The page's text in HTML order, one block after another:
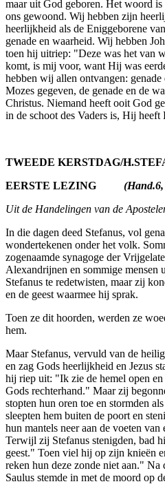
maar uit God geboren. Het woord
ons gewoond. Wij hebben zijn
heerlijkheid als de Eniggeborene
genade en waarheid. Wij hebben
toen hij uitriep: "Deze was het van
komt, is mij voor, want Hij was
hebben wij allen ontvangen:
Mozes gegeven, de genade en de
Christus. Niemand heeft ooit God
in de schoot des Vaders is, Hij heeft
TWEEDE KERSTDAG/
EERSTE LEZING
(Hand.6,
Uit de Handelingen van de
In die dagen deed Stefanus, vol
wondertekenen onder het volk.
zogenaamde synagoge der
Alexandrijnen en sommige mensen
Stefanus te redetwisten, maar zij
en de geest waarmee hij sprak.
Toen ze dit hoorden, werden ze
hem.
Maar Stefanus, vervuld van de
en zag Gods heerlijkheid en Jezus
hij riep uit: "Ik zie de hemel open en
Gods rechterhand." Maar zij
stopten hun oren toe en stormden
sleepten hem buiten de poort en
hun mantels neer aan de voeten van
Terwijl zij Stefanus stenig­den, bad
geest." Toen viel hij op zijn knieën
reken hun deze zonde niet aan."
Saulus stemde in met de moord op